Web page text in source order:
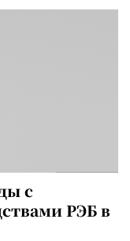
с
РЭБ в